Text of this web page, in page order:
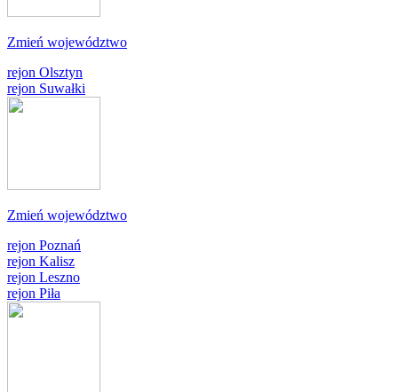
Zmień województwo
rejon Olsztyn
rejon Suwałki
Zmień województwo
rejon Poznań
rejon Kalisz
rejon Leszno
rejon Piła